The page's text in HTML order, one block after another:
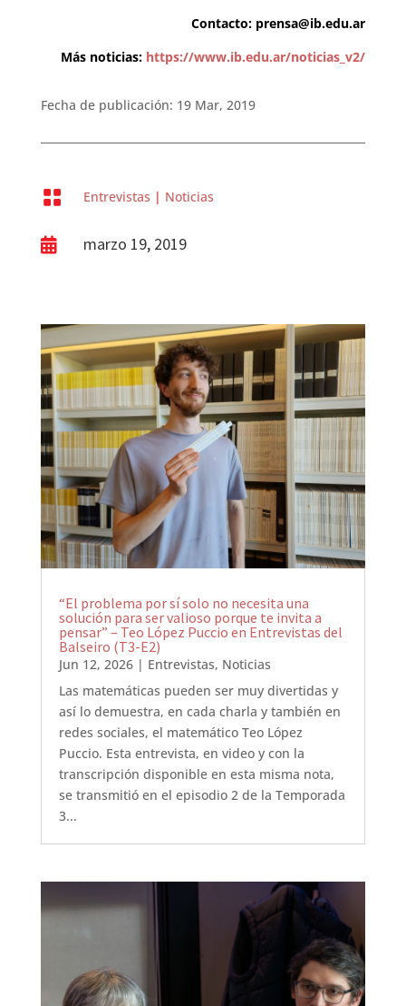
Contacto: prensa@ib.edu.ar
Más noticias: https://www.ib.edu.ar/noticias_v2/
Fecha de publicación: 19 Mar, 2019
 Entrevistas | Noticias
 marzo 19, 2019
“El problema por sí solo no necesita una
solución para ser valioso porque te invita a
pensar” – Teo López Puccio en Entrevistas del
Balseiro (T3-E2)
Jun 12, 2026| Entrevistas, Noticias
Las matemáticas pueden ser muy divertidas y
así lo demuestra, en cada charla y también en
redes sociales, el matemático Teo López
Puccio. Esta entrevista, en video y con la
transcripción disponible en esta misma nota,
se transmitió en el episodio 2 de la Temporada
3...